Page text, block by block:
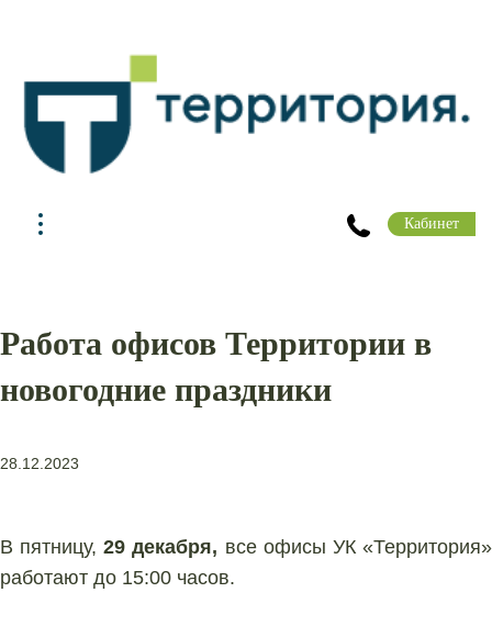
Кабинет
Работа офисов Территории в
новогодние праздники
28.12.2023
В пятницу,29 декабря, все офисы УК «Территория»
работают до 15:00 часов.